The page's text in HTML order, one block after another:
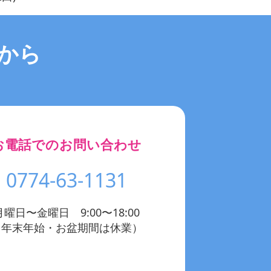
ら
電話でのお問い合わせ
0774-63-1131
曜日〜金曜日 9:00〜18:00
末年始・お盆期間は休業）